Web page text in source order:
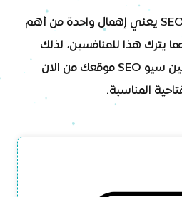
بمعنى آخر، إهمال السيو SEO يعني إهمال واحدة من أهم
يترك هذا للمنافسين، لذلك
يجب عليك البدء في تحسين سيو SEO موقعك من الان
المناسبة.